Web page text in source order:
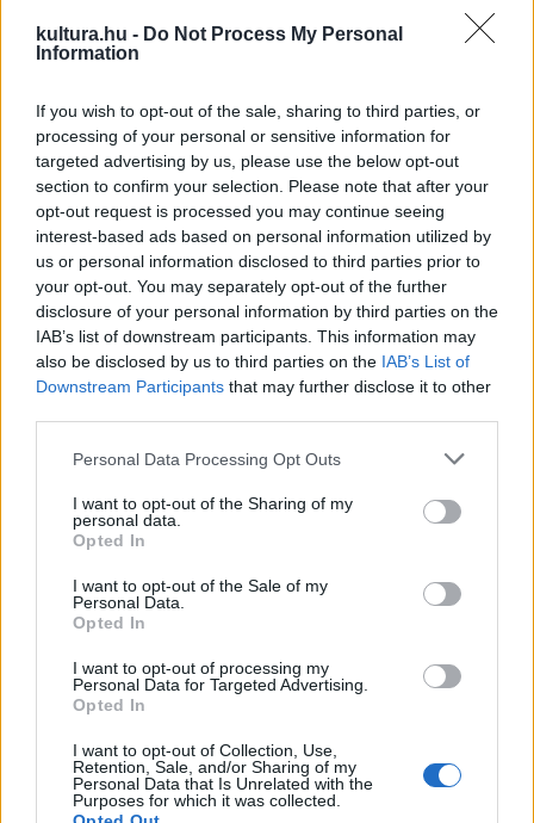
kultura.hu - Do Not Process My Personal
Information
If you wish to opt-out of the sale, sharing to third parties, or
processing of your personal or sensitive information for
targeted advertising by us, please use the below opt-out
section to confirm your selection. Please note that after your
opt-out request is processed you may continue seeing
interest-based ads based on personal information utilized by
us or personal information disclosed to third parties prior to
your opt-out. You may separately opt-out of the further
disclosure of your personal information by third parties on the
IAB’s list of downstream participants. This information may
also be disclosed by us to third parties on the IAB’s List of
Downstream Participants that may further disclose it to other
Please note that this website/app uses one or more Google
not limited to your visit or usage behaviour. You may click to
grant or deny consent to Google and its third-party tags to
use your data for below specified purposes in below Google
consent section.
Personal Data Processing Opt Outs
I want to opt-out of the Sharing of my
personal data.
Opted In
I want to opt-out of the Sale of my
Personal Data.
Opted In
I want to opt-out of processing my
Personal Data for Targeted Advertising.
Opted In
I want to opt-out of Collection, Use,
Retention, Sale, and/or Sharing of my
Personal Data that Is Unrelated with the
Purposes for which it was collected.
tanácsai segítségével finomítottunk. A kottaolvasás és -írás
rejtelmeibe bevezető, ismeretterjesztő játékot már több
hogy a jövőben ott lesz majd minden zenét szerető és
tanulni vágyó gyermek táskájában.
Violin világa társasjáték
Hogyan segítette Önöket az MMA MMKI abban, hogy
időt fordíthassanak az alkotásra, és energiáikat a
művészi munkára összpontosíthassák?